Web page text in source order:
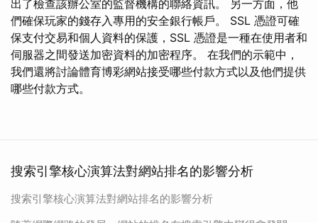
出了檢查該辦公室的監督機構的聯絡資訊。 另一方面，他
們確保玩家的錢存入專用的安全銀行帳戶。 SSL 憑證可確
保支付交易和個人資料的保護，SSL 憑證是一種在使用者和
伺服器之間發送加密資料的加密程序。 在我們的示範中，
我們還將討論體育博彩網站接受哪些付款方式以及他們提供
哪些付款方式。
搜索引擎核心演算法對網站排名的影響分析
搜索引擎核心演算法對網站排名的影響分析